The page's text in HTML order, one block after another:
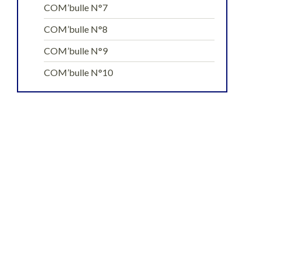
COM’bulle N°7
COM’bulle N°8
COM’bulle N°9
COM’bulle N°10